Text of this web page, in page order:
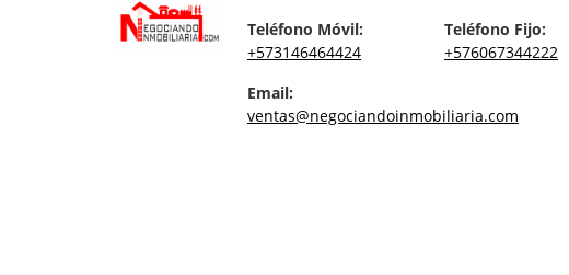
Teléfono Móvil:
+573146464424
Teléfono Fijo:
+576067344222
Email:
ventas@negociandoinmobiliaria.com